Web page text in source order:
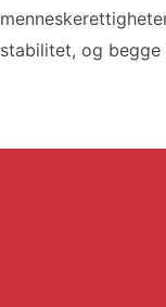
stabilitet, og begge